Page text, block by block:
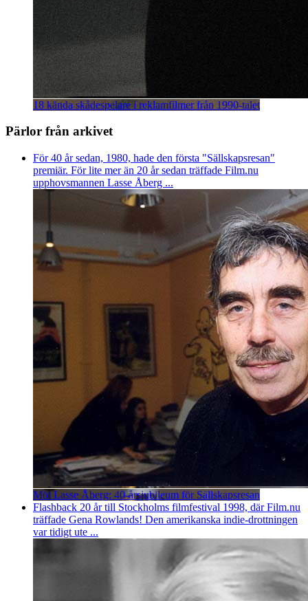
18 kända skådespelare i reklamfilmer från 1990-talet
Pärlor från arkivet
För 40 år sedan, 1980, hade den första "Sällskapsresan"
premiär. För lite mer än 20 år sedan träffade Film.nu
upphovsmannen Lasse Åberg ...
Möt Lasse Åberg: 40-årsjubileum för Sällskapsresan
Flashback 20 år till Stockholms filmfestival 1998, där Film.nu
träffade Gena Rowlands! Den amerikanska indie-drottningen
var tidigt ute ...